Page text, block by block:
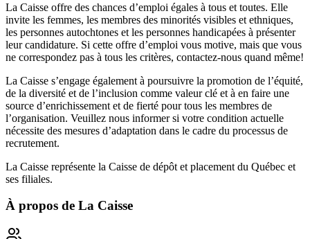
La Caisse offre des chances d’emploi égales à tous et toutes. Elle
invite les femmes, les membres des minorités visibles et ethniques,
les personnes autochtones et les personnes handicapées à présenter
leur candidature. Si cette offre d’emploi vous motive, mais que vous
ne correspondez pas à tous les critères, contactez-nous quand même!
La Caisse s’engage également à poursuivre la promotion de l’équité,
de la diversité et de l’inclusion comme valeur clé et à en faire une
source d’enrichissement et de fierté pour tous les membres de
l’organisation. Veuillez nous informer si votre condition actuelle
nécessite des mesures d’adaptation dans le cadre du processus de
recrutement.
La Caisse représente la Caisse de dépôt et placement du Québec et
ses filiales.
À propos de La Caisse